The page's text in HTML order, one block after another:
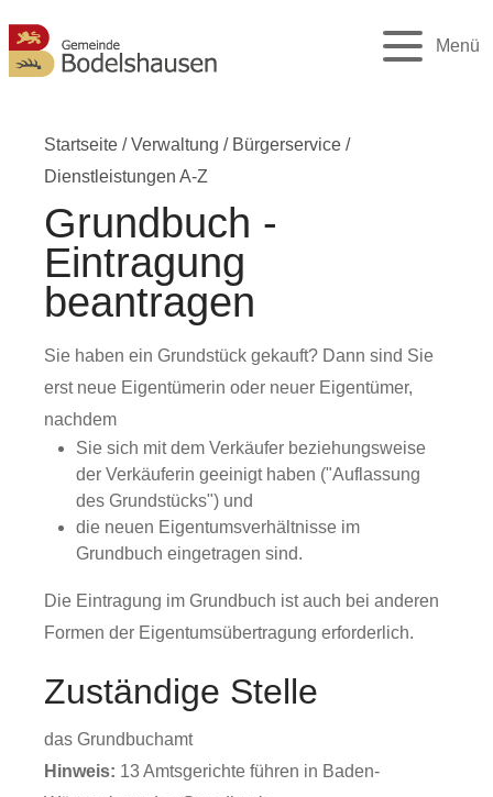
Menü
Startseite /Verwaltung / Bürgerservice /
Dienstleistungen A-Z
Grundbuch -
Eintragung
beantragen
Sie haben ein Grundstück gekauft? Dann sind Sie
erst neue Eigentümerin oder neuer Eigentümer,
nachdem
Sie sich mit dem Verkäufer beziehungsweise
der Verkäuferin geeinigt haben ("Auflassung
des Grundstücks") und
die neuen Eigentumsverhältnisse im
Grundbuch eingetragen sind.
Die Eintragung im Grundbuch ist auch bei anderen
Formen der Eigentumsübertragung erforderlich.
Zuständige Stelle
das Grundbuchamt
Hinweis: 13 Amtsgerichte führen in Baden-